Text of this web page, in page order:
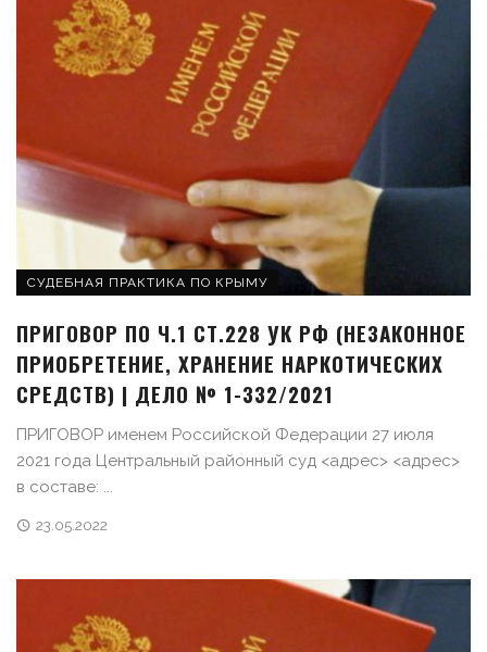
СУДЕБНАЯ ПРАКТИКА ПО КРЫМУ
ПРИГОВОР ПО Ч.1 СТ.228 УК РФ (НЕЗАКОННОЕ
ПРИОБРЕТЕНИЕ, ХРАНЕНИЕ НАРКОТИЧЕСКИХ
СРЕДСТВ) | ДЕЛО № 1-332/2021
ПРИГОВОР именем Российской Федерации 27 июля
2021 года Центральный районный суд <адрес> <адрес>
в составе: ...
23.05.2022